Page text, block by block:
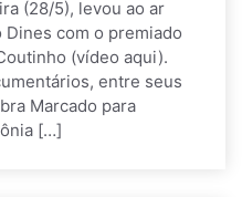
(28/5), levou ao ar
com o premiado
(vídeo aqui).
entre seus
Marcado para
[…]